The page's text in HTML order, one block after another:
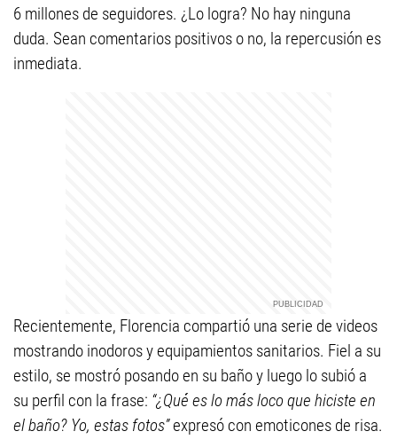
6 millones de seguidores. ¿Lo logra? No hay ninguna
duda. Sean comentarios positivos o no, la repercusión es
inmediata.
Recientemente, Florencia compartió una serie de videos
mostrando inodoros y equipamientos sanitarios. Fiel a su
estilo, se mostró posando en su baño y luego lo subió a
su perfil con la frase: “¿Qué es lo más loco que hiciste en
el baño? Yo, estas fotos”expresó con emoticones de risa.